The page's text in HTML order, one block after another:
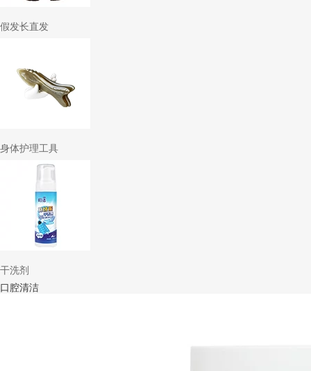
假发长直发
身体护理工具
干洗剂
口腔清洁